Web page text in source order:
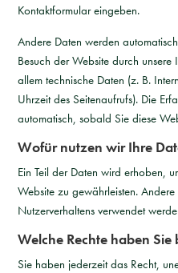
Kontaktformular eingeben.
Andere Daten werden
Besuch der Website durch unsere
allem technische Daten (z. B.
Uhrzeit des Seitenaufrufs). Die
automatisch, sobald Sie diese
Wofür nutzen wir Ihre
Ein Teil der Daten wird erhoben,
Website zu gewährleisten.
Nutzerverhaltens verwendet
Welche Rechte haben
Sie haben jederzeit das Recht,